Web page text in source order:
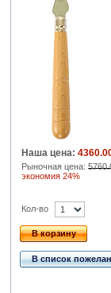
Наша цена:
Рыночная цена:
экономия 24%
Кол-во
В корзину
В список